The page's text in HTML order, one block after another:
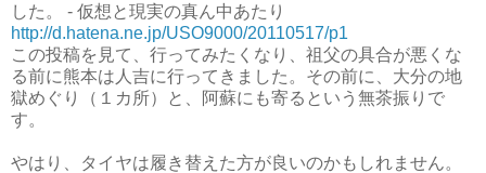
した。 - 仮想と現実の真ん中あたり
http://d.hatena.ne.jp/USO9000/20110517/p1
この投稿を見て、行ってみたくなり、祖父の具合が悪くな
る前に熊本は人吉に行ってきました。その前に、大分の地
獄めぐり（１カ所）と、阿蘇にも寄るという無茶振りで
す。
やはり、タイヤは履き替えた方が良いのかもしれません。